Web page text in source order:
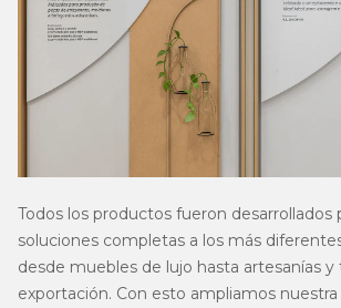
Todos los productos fueron desarrollados
soluciones completas a los más
desde muebles de lujo hasta artesanías y
exportación. Con esto ampliamos